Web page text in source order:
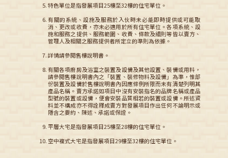
特色單位是指發展項目25樓至32樓的住宅單位。
有關的系統、設施及服務於入伙時未必能即時提供或可能取
消、更改或收費，亦未必適用於所有住宅單位。各項系統、設
施和服務之提供、服務範圍、收費、條款及細則等皆以賣方、
管理人及相關之服務提供者所定立的準則為依據。
詳情請參閱售樓說明書。
有關各項廚房及浴室之裝置及設備及其他設置、裝備或用料，
請參閱售樓說明書內之「裝置、裝修物料及設備」為準，惟部
份裝置及設備於售樓說明書內因應條例所限而未有清楚列明其
產品名稱。賣方承諾如項目中沒有安裝指名的品牌名稱或產品
型號的裝置或設備，便會安裝品質相若的裝置或設備。所述資
料並不構成亦不得詮釋成賣方對發展項目作出任何不論明示或
隱含之要約、陳述、承諾或保證。
平層大宅是指發展項目25樓至28樓的住宅單位。
空中複式大宅是指發展項目29樓至32樓的住宅單位。